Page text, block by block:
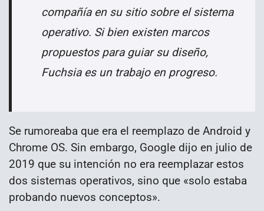
compañía en su sitio sobre el sistema
operativo. Si bien existen marcos
propuestos para guiar su diseño,
Fuchsia es un trabajo en progreso.
Se rumoreaba que era el reemplazo de Android y
Chrome OS. Sin embargo, Google dijo en julio de
2019 que su intención no era reemplazar estos
dos sistemas operativos, sino que «solo estaba
probando nuevos conceptos».